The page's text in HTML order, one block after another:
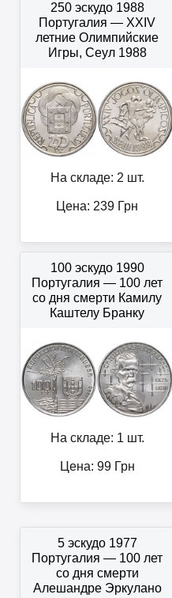
250 эскудо 1988
Португалия — XXIV
летние Олимпийские
Игры, Сеул 1988
На складе: 2 шт.
Цена: 239 Грн
100 эскудо 1990
Португалия — 100 лет
со дня смерти Камилу
Каштелу Бранку
На складе: 1 шт.
Цена: 99Грн
5 эскудо 1977
Португалия — 100 лет
со дня смерти
Алешандре Эркулано